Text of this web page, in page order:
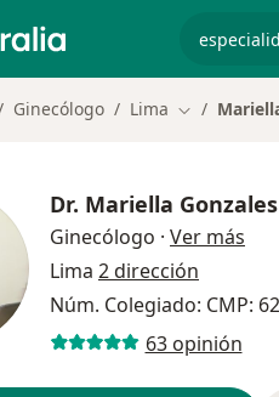
Ginecólogo Lima Cambiar de
Dr. Mariella
Ginecólogo · Ver más
Lima 2 dirección
Núm. Colegiado: CMP:
63 opinión